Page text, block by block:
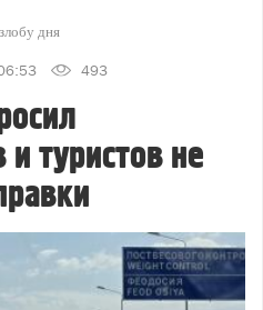
дня
493
и туристов не